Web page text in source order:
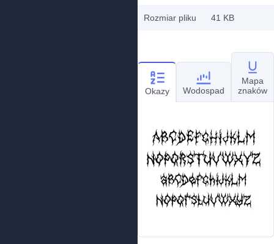
Rozmiar pliku 41 KB
Okazy Wodospad
Mapa
znaków